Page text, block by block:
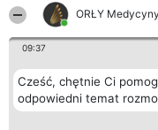
ORŁY Medycyny
09:37
Cześć, chętnie Ci
odpowiedni temat